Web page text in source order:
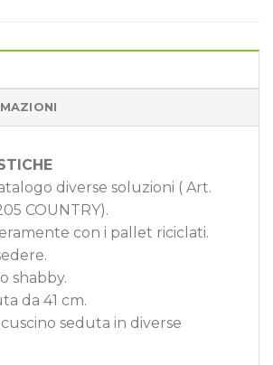
diverse soluzioni ( Art.
COUNTRY).
con i pallet riciclati.
shabby.
da 41 cm.
seduta in diverse